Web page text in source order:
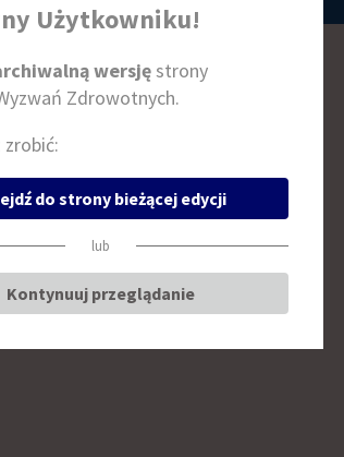
Użytkowniku!
wersjęstrony
Zdrowotnych.
zrobić:
do strony bieżącej edycji
lub
Kontynuuj przeglądanie